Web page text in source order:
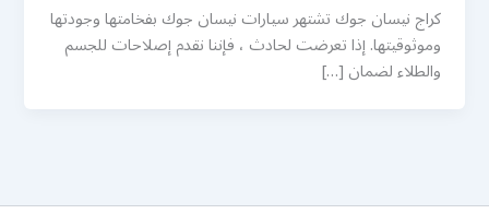
كراج نيسان جوك تشتهر سيارات نيسان جوك بفخامتها وجودتها
وموثوقيتها. إذا تعرضت لحادث ، فإننا نقدم إصلاحات للجسم
والطلاء لضمان […]